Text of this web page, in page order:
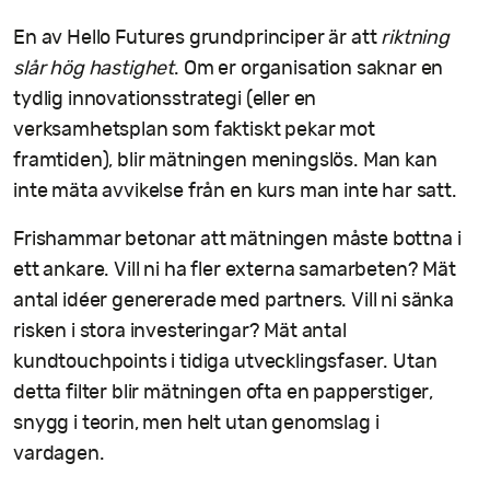
En av Hello Futures grundprinciper är att riktning
slår hög hastighet. Om er organisation saknar en
tydlig innovationsstrategi (eller en
verksamhetsplan som faktiskt pekar mot
framtiden), blir mätningen meningslös. Man kan
inte mäta avvikelse från en kurs man inte har satt.
Frishammar betonar att mätningen måste bottna i
ett ankare. Vill ni ha fler externa samarbeten? Mät
antal idéer genererade med partners. Vill ni sänka
risken i stora investeringar? Mät antal
kundtouchpoints i tidiga utvecklingsfaser. Utan
detta filter blir mätningen ofta en papperstiger,
snygg i teorin, men helt utan genomslag i
vardagen.